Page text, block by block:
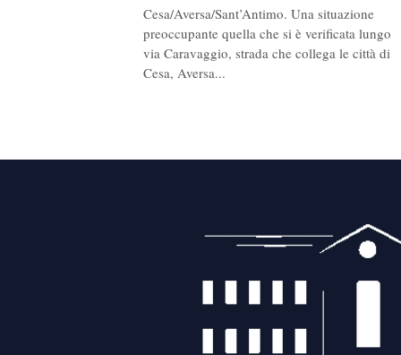
Cesa/Aversa/Sant’Antimo. Una situazione
preoccupante quella che si è verificata lungo
via Caravaggio, strada che collega le città di
Cesa, Aversa...